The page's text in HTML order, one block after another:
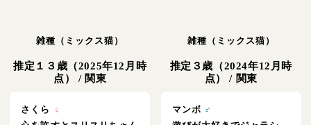
雑種（ミックス猫）
推定１３歳（2025年12月時
点）
/ 関東
さくら
♀
雑種（ミックス猫）
推定３歳（2024年12月時
点）
/ 関東
マンボ ♂